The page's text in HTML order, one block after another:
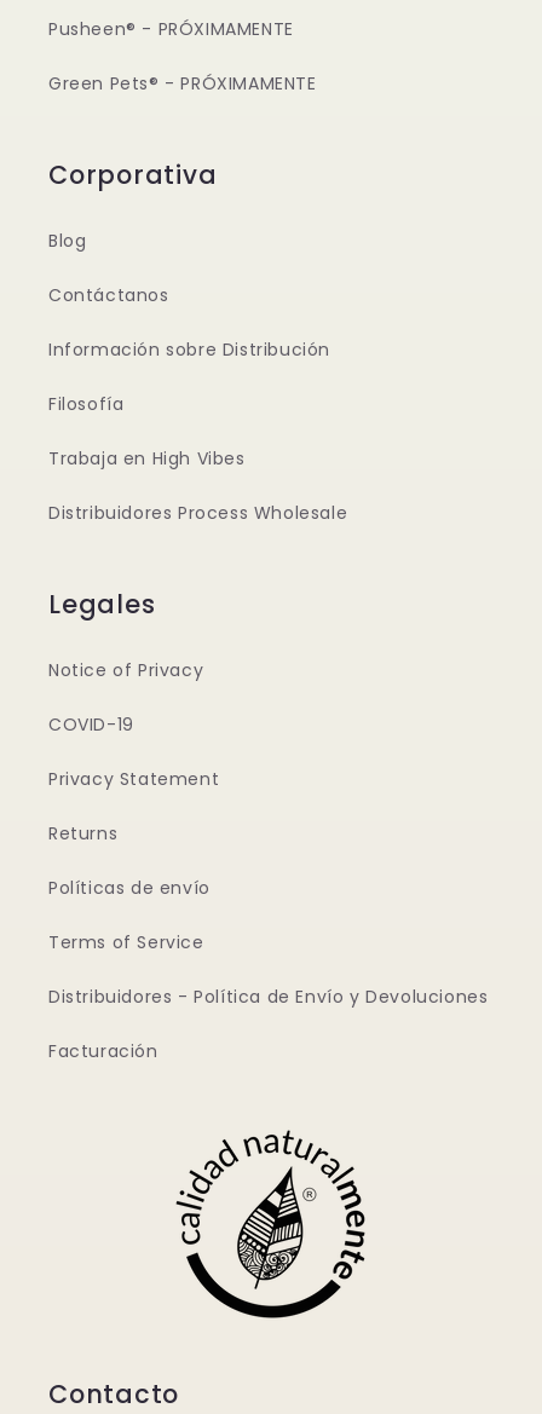
Pusheen® - PRÓXIMAMENTE
Green Pets® - PRÓXIMAMENTE
Corporativa
Blog
Contáctanos
Información sobre Distribución
Filosofía
Trabaja en High Vibes
Distribuidores Process Wholesale
Legales
Notice of Privacy
COVID-19
Privacy Statement
Returns
Políticas de envío
Terms of Service
Distribuidores - Política de Envío y Devoluciones
Facturación
Contacto